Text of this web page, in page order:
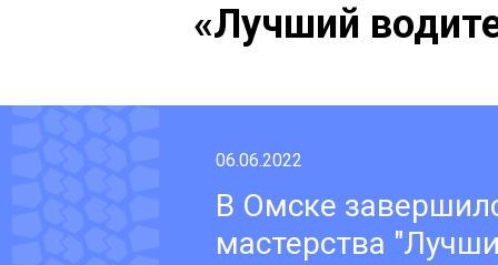
«Лучший
06.06.2022
В Омске
мастерства